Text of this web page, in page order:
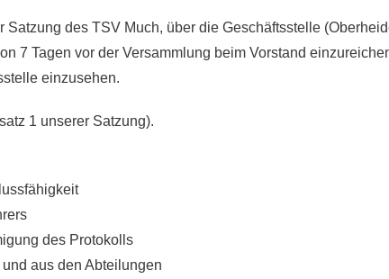
Satzung des TSV Much, über die Geschäftsstelle
7 Tagen vor der Versammlung beim Vorstand
einzusehen.
1 unserer Satzung).
des Protokolls
aus den Abteilungen